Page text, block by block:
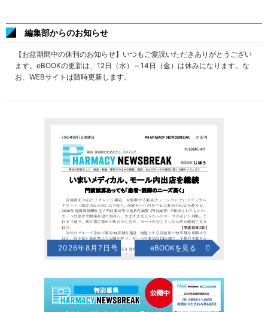
編集部からのお知らせ
【お盆期間中の休刊のお知らせ】いつもご愛読いただきありがとうござい
ます。eBOOKの更新は、12日（水）～14日（金）は休みになります。な
お、WEBサイトは随時更新します。
2026年8月7日号 eBOOKを見る